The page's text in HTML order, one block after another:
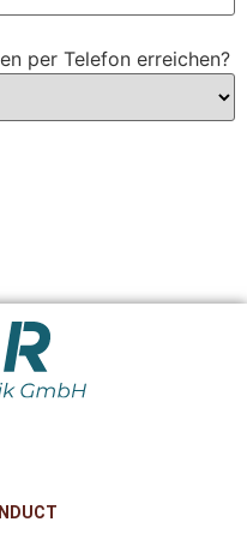
per Telefon erreichen?